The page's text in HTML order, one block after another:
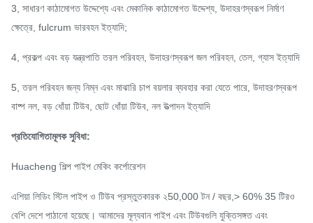
3, সাধারণ কাঠামোগত উদ্দেশ্যে এবং মেকানিক কাঠামোগত উদ্দেশ্য, উদাহরণস্বরূপ নির্মাণ
ক্ষেত্রে, fulcrum ভারবহন ইত্যাদি;
4, প্রকল্প এবং বড় যন্ত্রপাতি তরল পরিবহন, উদাহরণস্বরূপ জল পরিবহন, তেল, গ্যাস ইত্যাদি
5, তরল পরিবহন জন্য নিম্ন এবং মাঝারি চাপ বয়লার ব্যবহার করা যেতে পারে, উদাহরণস্বরূপ
বাষ্প নল, বড় ধোঁয়া টিউব, ছোট ধোঁয়া টিউব, নল উত্পাদন ইত্যাদি
প্রতিযোগিতামূলক সুবিধা:
Huacheng শিল্প পাইপ মেকিং কর্পোরেশন
এশিয়া লিডিং স্টিল পাইপ ও টিউব প্রস্তুতকারক ২50,000 টন / বছর,> 60% 35 টিরও
বেশি দেশে পাঠানো হয়েছে। আমাদের মূল্যবান পাইপ এবং টিউবগুলি যুক্তিসঙ্গত এবং